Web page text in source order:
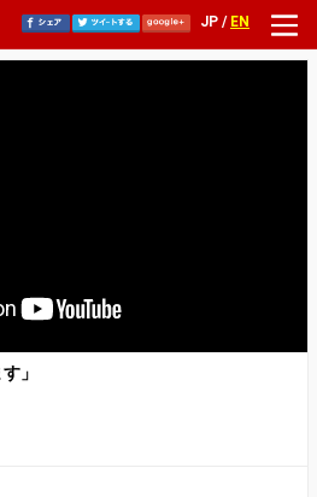
JP / EN
」